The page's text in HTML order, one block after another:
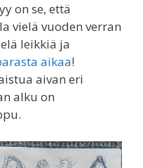
on se, että
vielä vuoden verran
leikkiä ja
aikaa!
aivan eri
alku on